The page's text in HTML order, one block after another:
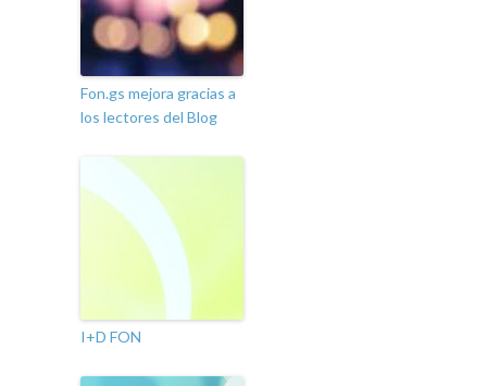
Fon.gs mejora gracias a
los lectores del Blog
I+D FON